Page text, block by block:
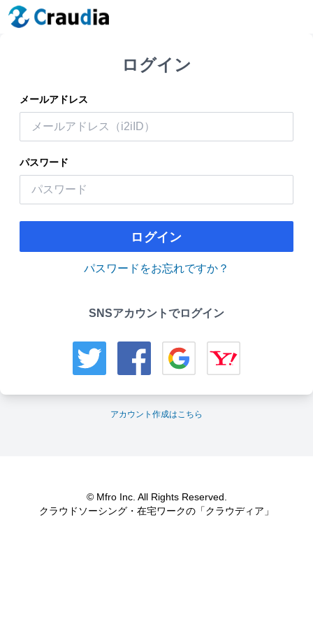
ログイン
メールアドレス
パスワード
ログイン
パスワードをお忘れですか？
SNSアカウントでログイン
アカウント作成はこちら
© Mfro Inc. All Rights Reserved.
クラウドソーシング・在宅ワークの「クラウディア」